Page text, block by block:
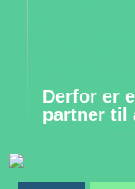
Derfor er
partner til